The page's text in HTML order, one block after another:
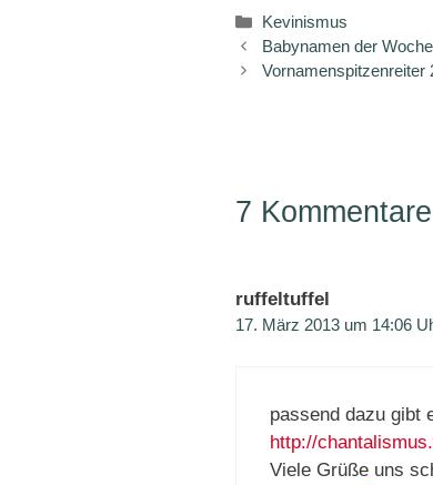
Kategorien
Kevinismus
Babynamen der
Vornamenspitzenreiter
7
ruffeltuffel
17. März 2013 um 14:06
passend dazu gibt
http://
Viele Grüße uns